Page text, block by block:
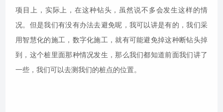
项目上，实际上，在这种钻头，虽然说不多会发生这样的情
况。但是我们有没有办法去避免呢，我可以讲是有的，我们采
用智慧化的施工，数字化施工，就有可能避免掉这种断钻头掉
到，这个桩里面那种情况发生，那么我们都知道前面我们讲了
一些，我们可以去测我们的桩点的位置。